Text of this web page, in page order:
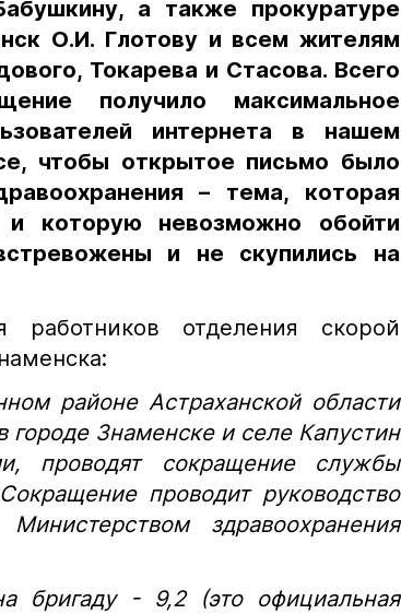
а также прокуратуре
О.И. Глотову и всем жителям
Токарева и Стасова. Всего
получило максимальное
интернета в нашем
чтобы открытое письмо было
– тема, которая
и которую невозможно обойти
и не скупились на
работников отделения скорой
районе Астраханской области
городе Знаменске и селе Капустин
проводят сокращение службы
проводит руководство
здравоохранения
бригаду - 9,2 (это официальная